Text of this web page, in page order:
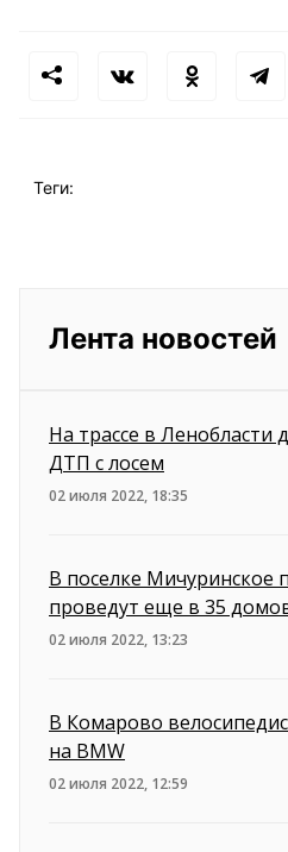
Теги:
Лента новостей
На трассе в Ленобласти
ДТП с лосем
02 июля 2022, 18:35
В поселке Мичуринское
проведут еще в 35
02 июля 2022, 13:23
В Комарово
на BMW
02 июля 2022, 12:59